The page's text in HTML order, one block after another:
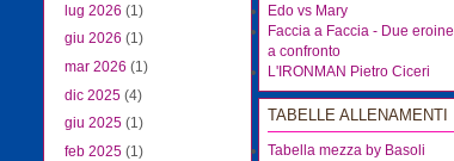
lug 2026 (1)
giu 2026 (1)
mar 2026 (1)
dic 2025 (4)
giu 2025 (1)
feb 2025 (1)
Edo vs Mary
Faccia a Faccia - Due eroine
a confronto
L'IRONMAN Pietro Ciceri
TABELLE ALLENAMENTI
Tabella mezza by Basoli